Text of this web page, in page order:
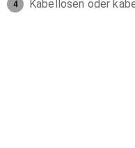
4 Kabellosen oder